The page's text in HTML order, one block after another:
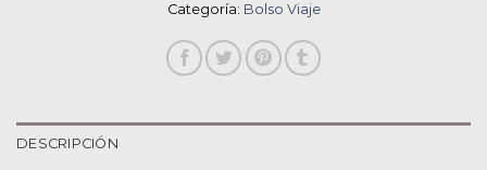
Categoría: Bolso Viaje
DESCRIPCIÓN